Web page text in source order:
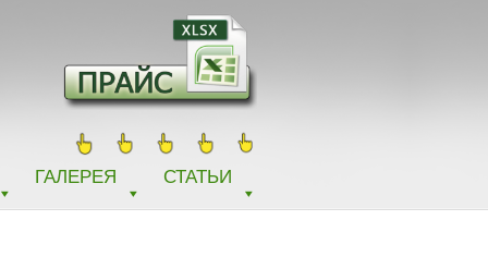
ГАЛЕРЕЯ СТАТЬИ